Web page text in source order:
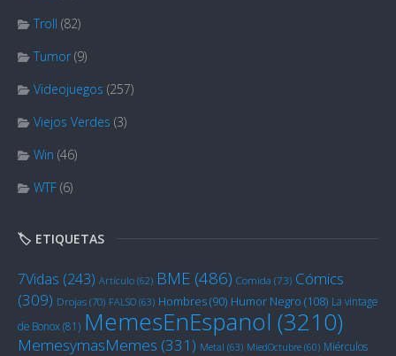
Troll (82)
Tumor (9)
Videojuegos (257)
Viejos Verdes (3)
Win (46)
WTF (6)
🏷️ ETIQUETAS
7Vidas (243) Artículo (62) BME (486) Comida (73) Cómics
(309) Drojas (70) FALSO (63) Hombres(90) Humor Negro (108) La vintage
de Bonox(81) MemesEnEspanol (3210)
MemesymasMemes (331) Metal (63) MiedOctubre (60) Miérculos